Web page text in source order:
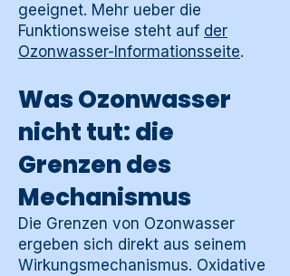
geeignet. Mehr ueber die
Funktionsweise steht auf der
Ozonwasser-Informationsseite.
Was Ozonwasser
nicht tut: die
Grenzen des
Mechanismus
Die Grenzen von Ozonwasser
ergeben sich direkt aus seinem
Wirkungsmechanismus. Oxidative